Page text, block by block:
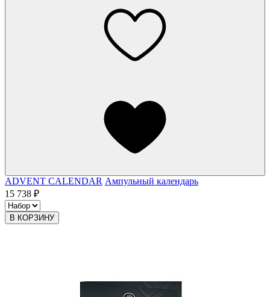
ADVENT CALENDAR Ампульный календарь
15 738 ₽
В КОРЗИНУ